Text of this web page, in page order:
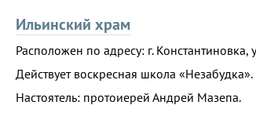
Ильинский храм
Расположен по адресу: г. Константиновка,
Действует воскресная школа «Незабудка».
Настоятель: протоиерей Андрей Мазепа.